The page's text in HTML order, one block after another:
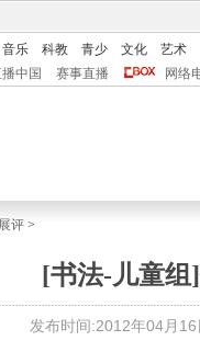
音乐 科教 青少 文化
艺术
中国 赛事直播 网络
评 >
[书法-儿童组
发布时间:2012年04月